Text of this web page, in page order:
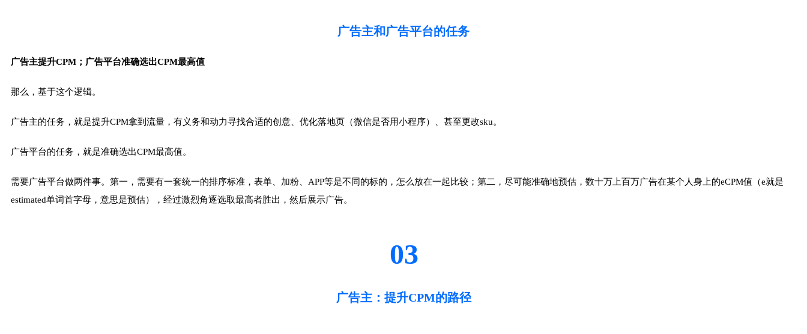
广告主和广告平台的任务
广告主提升CPM；广告平台准确选出CPM最高值
那么，基于这个逻辑。
广告主的任务，就是提升CPM拿到流量，有义务和动力寻找合适的创意、优化落地页（微信是否用小程序）、甚至更改sku。
广告平台的任务，就是准确选出CPM最高值。
需要广告平台做两件事。第一，需要有一套统一的排序标准，表单、加粉、APP等是不同的标的，怎么放在一起比较；第二，尽可能准确地预估，数十万上百万广告在某个人身上的eCPM值（e就是
estimated单词首字母，意思是预估），经过激烈角逐选取最高者胜出，然后展示广告。
03
广告主：提升CPM的路径